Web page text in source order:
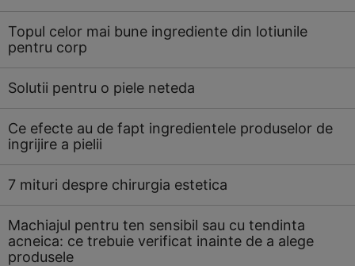
Topul celor mai bune ingrediente din lotiunile
pentru corp
Solutii pentru o piele neteda
Ce efecte au de fapt ingredientele produselor de
ingrijire a pielii
7 mituri despre chirurgia estetica
Machiajul pentru ten sensibil sau cu tendinta
acneica: ce trebuie verificat inainte de a alege
produsele